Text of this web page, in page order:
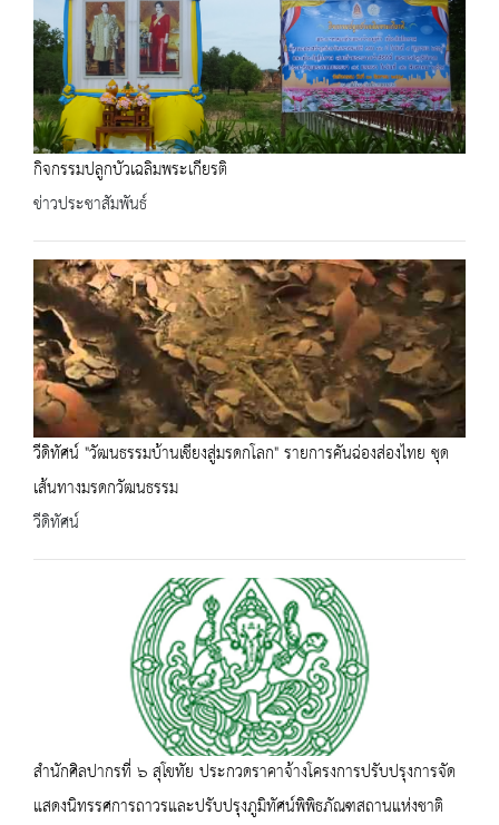
กิจกรรมปลูกบัวเฉลิมพระเกียรติ
ข่าวประชาสัมพันธ์
วีดิทัศน์ "วัฒนธรรมบ้านเชียงสู่มรดกโลก" รายการคันฉ่องส่องไทย ชุด
เส้นทางมรดกวัฒนธรรม
วีดิทัศน์
สำนักศิลปากรที่ ๖ สุโขทัย ประกวดราคาจ้างโครงการปรับปรุงการจัด
แสดงนิทรรศการถาวรและปรับปรุงภูมิทัศน์พิพิธภัณฑสถานแห่งชาติ